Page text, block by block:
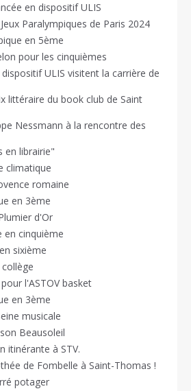
en dispositif ULIS
Paralympiques de Paris 2024
en 5ème
pour les cinquièmes
ULIS visitent la carrière de
littéraire du book club de Saint
Nessmann à la rencontre des
en librairie"
climatique
romaine
en 3ème
d'Or
en cinquième
sixième
l'ASTOV basket
en 3ème
musicale
Beausoleil
itinérante à STV.
de Fombelle à Saint-Thomas !
potager